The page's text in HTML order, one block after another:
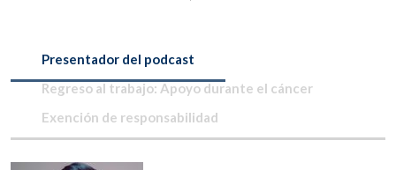
Presentador del podcast
Regreso al trabajo: Apoyo durante el cáncer
Exención de responsabilidad